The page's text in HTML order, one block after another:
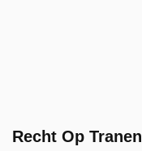
Recht Op Tranen